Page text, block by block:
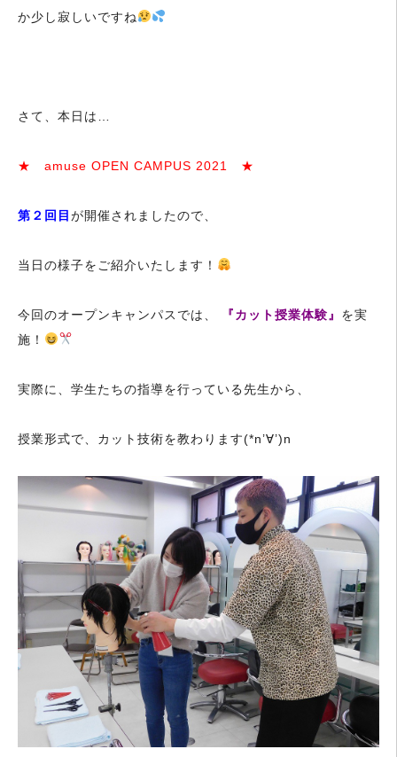
か少し寂しいですね
さて、本日は…
★ amuse OPEN CAMPUS 2021 ★
第２回目 が開催されましたので、
当日の様子をご紹介いたします！
今回のオープンキャンパスでは、 『カット授業体験』 を実
施！
実際に、学生たちの指導を行っている先生から、
授業形式で、カット技術を教わります(*n’∀’)n